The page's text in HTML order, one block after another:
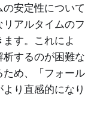
安定性について
アルタイムのフ
す。これによ
するのが困難な
め、「フォール
り直感的になり